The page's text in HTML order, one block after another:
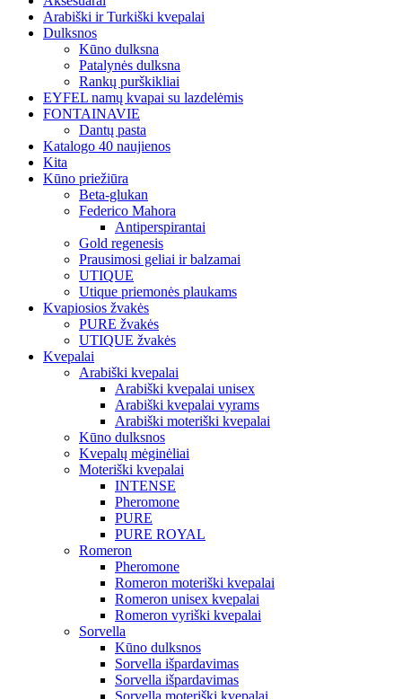
Arabiški ir Turkiški kvepalai
Dulksnos
Kūno dulksna
Patalynės dulksna
Rankų purškikliai
EYFEL namų kvapai su lazdelėmis
FONTAINAVIE
Dantų pasta
Katalogo 40 naujienos
Kita
Kūno priežiūra
Beta-glukan
Federico Mahora
Antiperspirantai
Gold regenesis
Prausimosi geliai ir balzamai
UTIQUE
Utique priemonės plaukams
Kvapiosios žvakės
PURE žvakės
UTIQUE žvakės
Kvepalai
Arabiški kvepalai
Arabiški kvepalai unisex
Arabiški kvepalai vyrams
Arabiški moteriški kvepalai
Kūno dulksnos
Kvepalų mėginėliai
Moteriški kvepalai
INTENSE
Pheromone
PURE
PURE ROYAL
Romeron
Pheromone
Romeron moteriški kvepalai
Romeron unisex kvepalai
Romeron vyriški kvepalai
Sorvella
Kūno dulksnos
Sorvella išpardavimas
Sorvella išpardavimas